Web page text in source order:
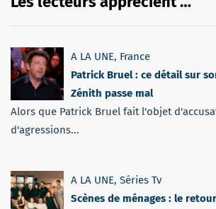
A LA UNE, France
Patrick Bruel : ce détail sur
Zénith passe mal
Alors que Patrick Bruel fait l'objet
d'agressions...
A LA UNE, Séries Tv
Scènes de ménages : le